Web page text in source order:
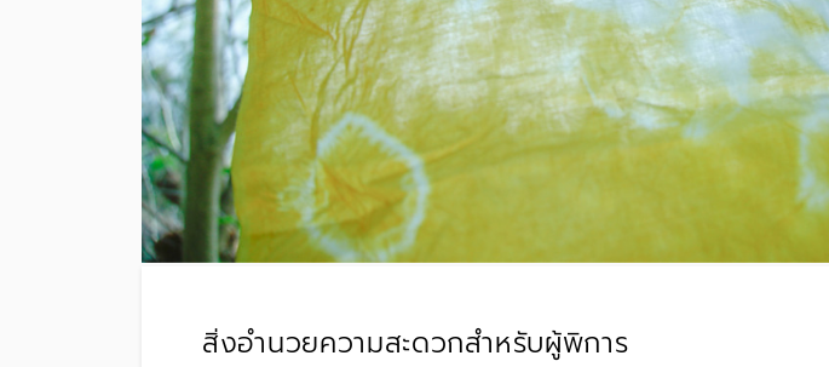
สิ่งอำนวยความสะดวกสำหรับผู้พิการ